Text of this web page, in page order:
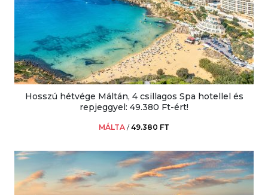
Hosszú hétvége Máltán, 4 csillagos Spa hotellel és
repjeggyel: 49.380 Ft-ért!
MÁLTA /49.380 FT